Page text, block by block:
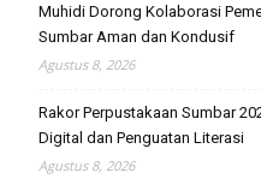
Muhidi Dorong Kolaborasi
Sumbar Aman dan Kondusif
Agustus 8, 2026
Rakor Perpustakaan Sumbar
Digital dan Penguatan Literasi
Agustus 8, 2026